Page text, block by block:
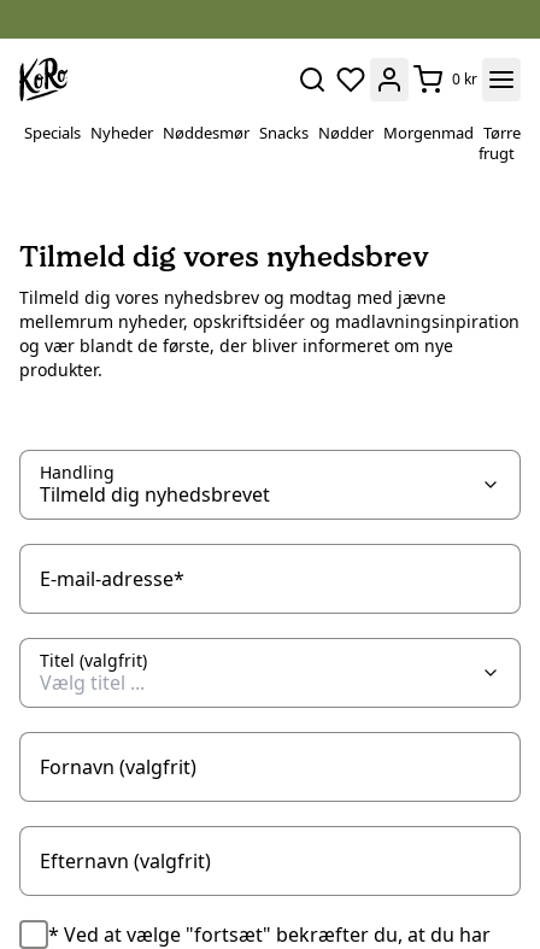
0 kr
Specials Nyheder Nøddesmør Snacks Nødder Morgenmad Tørret
frugt
Tilmeld dig vores nyhedsbrev
Tilmeld dig vores nyhedsbrev og modtag med jævne
mellemrum nyheder, opskriftsidéer og madlavningsinpiration
og vær blandt de første, der bliver informeret om nye
produkter.
Handling
E-mail-adresse*
Titel (valgfrit)
Fornavn (valgfrit)
Efternavn (valgfrit)
* Ved at vælge "fortsæt" bekræfter du, at du har